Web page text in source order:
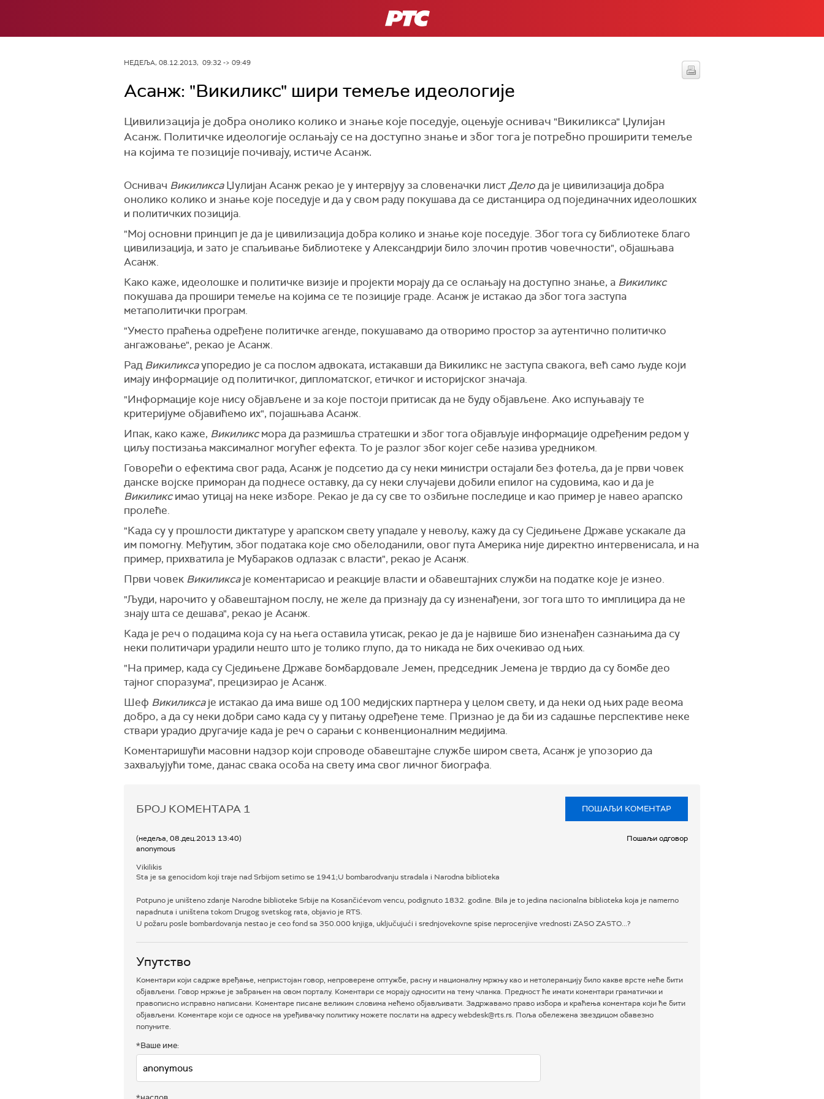
РТС
НЕДЕЉА, 08.12.2013, 09:32 -> 09:49
Асанж: "Викиликс" шири темеље идеологије
Цивилизација је добра онолико колико и знање које поседује, оцењује оснивач "Викиликса" Џулијан
Асанж. Политичке идеологије ослањају се на доступно знање и због тога је потребно проширити темеље
на којима те позиције почивају, истиче Асанж.
Оснивач ВикиликсаЏулијан Асанж рекао је у интервјуу за словеначки листДелода је цивилизација добра
онолико колико и знање које поседује и да у свом раду покушава да се дистанцира од појединачних идеолошких
и политичких позиција.
"Мој основни принцип је да је цивилизација добра колико и знање које поседује. Због тога су библиотеке благо
цивилизација, и зато је спаљивање библиотеке у Александрији било злочин против човечности", објашњава
Асанж.
Како каже, идеолошке и политичке визије и пројекти морају да се ослањају на доступно знање, а Викиликс
покушава да прошири темеље на којима се те позиције граде. Асанж је истакао да због тога заступа
метаполитички програм.
"Уместо праћења одређене политичке агенде, покушавамо да отворимо простор за аутентично политичко
ангажовање", рекао је Асанж.
РадВикиликсаупоредио је са послом адвоката, истакавши да Викиликс не заступа свакога, већ само људе који
имају информације од политичког, дипломатског, етичког и историјског значаја.
"Информације које нису објављене и за које постоји притисак да не буду објављене. Ако испуњавају те
критеријуме објавићемо их", појашњава Асанж.
Ипак, како каже, Викиликсмора да размишља стратешки и због тога објављује информације одређеним редом у
циљу постизања максималног могућег ефекта. То је разлог због којег себе назива уредником.
Говорећи о ефектима свог рада, Асанж је подсетио да су неки министри остајали без фотеља, да је први човек
данске војске приморан да поднесе оставку, да су неки случајеви добили епилог на судовима, као и да је
Викиликсимао утицај на неке изборе. Рекао је да су све то озбиљне последице и као пример је навео арапско
пролеће.
"Када су у прошлости диктатуре у арапском свету упадале у невољу, кажу да су Сједињене Државе ускакале да
им помогну. Међутим, због података које смо обелоданили, овог пута Америка није директно интервенисала, и на
пример, прихватила је Мубараков одлазак с власти", рекао је Асанж.
Први човек Викиликсаје коментарисао и реакције власти и обавештајних служби на податке које је изнео.
"Људи, нарочито у обавештајном послу, не желе да признају да су изненађени, зог тога што то имплицира да не
знају шта се дешава", рекао је Асанж.
Када је реч о подацима која су на њега оставила утисак, рекао је да је највише био изненађен сазнањима да су
неки политичари урадили нешто што је толико глупо, да то никада не бих очекивао од њих.
"На пример, када су Сједињене Државе бомбардовале Јемен, председник Јемена је тврдио да су бомбе део
тајног споразума", прецизирао је Асанж.
Шеф Викиликсаје истакао да има више од 100 медијских партнера у целом свету, и да неки од њих раде веома
добро, а да су неки добри само када су у питању одређене теме. Признао је да би из садашње перспективе неке
ствари урадио другачије када је реч о сарањи с конвенционалним медијима.
Коментаришући масовни надзор који спроводе обавештајне службе широм света, Асанж је упозорио да
захваљујући томе, данас свака особа на свету има свог личног биографа.
БРОЈ КОМЕНТАРА 1 ПОШАЉИ КОМЕНТАР
(недеља, 08.дец.2013 13:40)
anonymous
Пошаљи одговор
Vikilikis
Sta je sa genocidom koji traje nad Srbijom setimo se 1941;U bombarodvanju stradala i Narodna biblioteka
Potpuno je uništeno zdanje Narodne biblioteke Srbije na Kosančićevom vencu, podignuto 1832. godine. Bila je to jedina nacionalna biblioteka koja je namerno
napadnuta i uništena tokom Drugog svetskog rata, objavio je RTS.
U požaru posle bombardovanja nestao je ceo fond sa 350.000 knjiga, uključujući i srednjovekovne spise neprocenjive vrednosti ZASO ZASTO...?
Упутство
Коментари који садрже вређање, непристојан говор, непроверене оптужбе, расну и националну мржњу као и нетолеранцију било какве врсте неће бити
објављени. Говор мржње је забрањен на овом порталу. Коментари се морају односити на тему чланка. Предност ће имати коментари граматички и
правописно исправно написани. Коментаре писане великим словима нећемо објављивати. Задржавамо право избора и краћења коментара који ће бити
објављени. Коментаре који се односе на уређивачку политику можете послати на адресу webdesk@rts.rs. Поља обележена звездицом обавезно
попуните.
*Ваше име: